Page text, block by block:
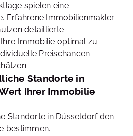
spielen eine
Erfahrene Immobilienmakler
detaillierte
Immobilie optimal zu
Preischancen
Standorte in
Ihrer Immobilie
Standorte in Düsseldorf den
bestimmen.